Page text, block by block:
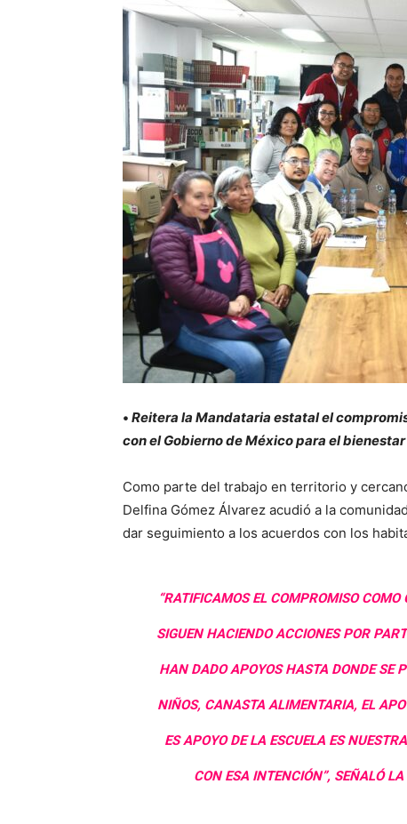
• Reitera la Mandataria estatal el
con el Gobierno de México para el
Como parte del trabajo en territorio y
Delfina Gómez Álvarez acudió a la
dar seguimiento a los acuerdos con los
“RATIFICAMOS EL COMPROMISO
SIGUEN HACIENDO ACCIONES POR
HAN DADO APOYOS HASTA DONDE SE
NIÑOS, CANASTA ALIMENTARIA, EL
ES APOYO DE LA ESCUELA ES
CON ESA INTENCIÓN”, SEÑALÓ